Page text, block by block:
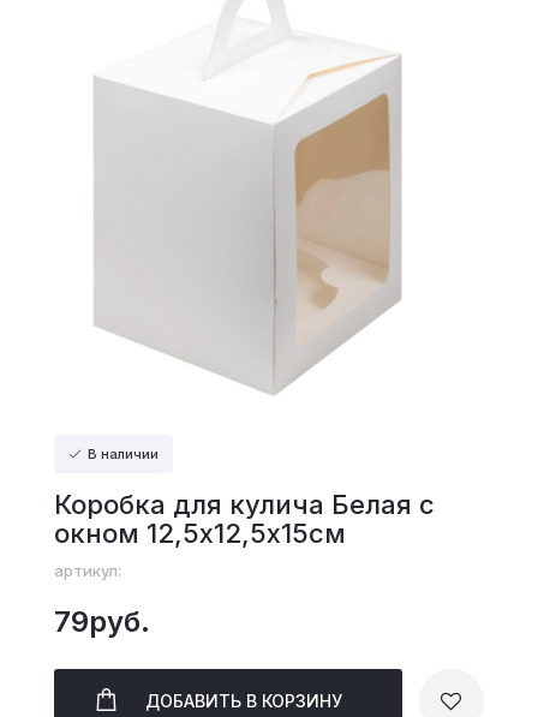
В наличии
Коробка для кулича Белая с
окном 12,5х12,5х15см
артикул:
79руб.
ДОБАВИТЬ В КОРЗИНУ